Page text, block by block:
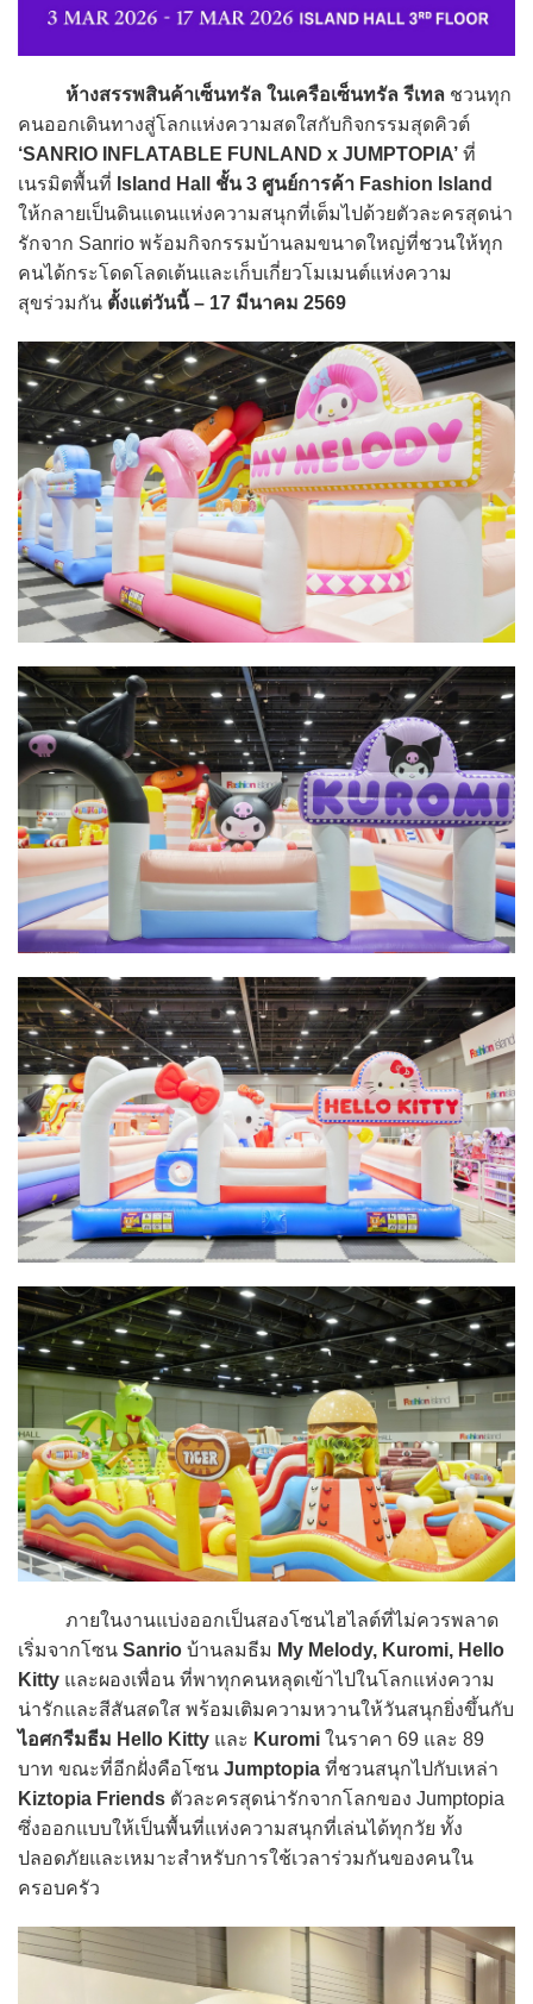
ห้างสรรพสินค้าเซ็นทรัล ในเครือเซ็นทรัล รีเทล ชวนทุก
คนออกเดินทางสู่โลกแห่งความสดใสกับกิจกรรมสุดคิวต์
‘SANRIO INFLATABLE FUNLAND x JUMPTOPIA’ ที่
เนรมิตพื้นที่ Island Hall ชั้น 3 ศูนย์การค้า Fashion Island
ให้กลายเป็นดินแดนแห่งความสนุกที่เต็มไปด้วยตัวละครสุดน่า
รักจาก Sanrio พร้อมกิจกรรมบ้านลมขนาดใหญ่ที่ชวนให้ทุก
คนได้กระโดดโลดเต้นและเก็บเกี่ยวโมเมนต์แห่งความ
สุขร่วมกัน ตั้งแต่วันนี้ – 17 มีนาคม 2569
ภายในงานแบ่งออกเป็นสองโซนไฮไลต์ที่ไม่ควรพลาด
เริ่มจากโซน Sanrio บ้านลมธีม My Melody, Kuromi, Hello
Kitty และผองเพื่อน ที่พาทุกคนหลุดเข้าไปในโลกแห่งความ
น่ารักและสีสันสดใส พร้อมเติมความหวานให้วันสนุกยิ่งขึ้นกับ
ไอศกรีมธีม Hello Kitty และ Kuromi ในราคา 69 และ 89
บาท ขณะที่อีกฝั่งคือโซน Jumptopia ที่ชวนสนุกไปกับเหล่า
Kiztopia Friends ตัวละครสุดน่ารักจากโลกของ Jumptopia
ซึ่งออกแบบให้เป็นพื้นที่แห่งความสนุกที่เล่นได้ทุกวัย ทั้ง
ปลอดภัยและเหมาะสำหรับการใช้เวลาร่วมกันของคนใน
ครอบครัว